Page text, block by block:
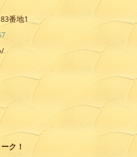
番地1
ク ！